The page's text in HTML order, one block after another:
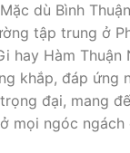
dù Bình
tập trung ở
hay Hàm Thuận
khắp, đáp ứng
đại, mang
mọi ngóc ngách